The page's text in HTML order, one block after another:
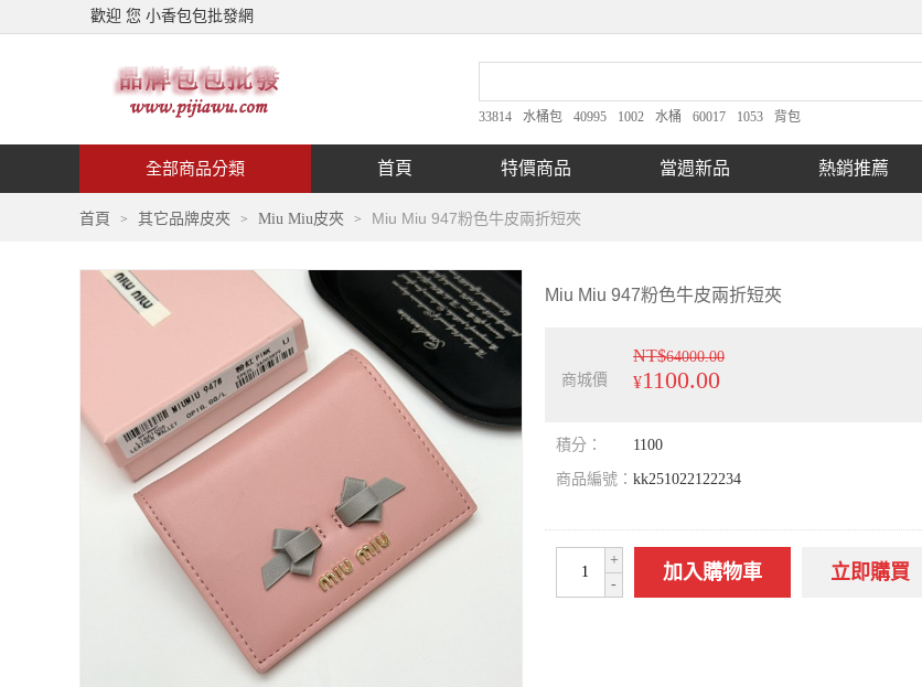
歡迎 您 小香包包批發網
33814 水桶包 40995 1002 水桶 60017 1053 背包
全部商品分類 首頁 特價商品 當週新品 熱銷推薦
首頁 > 其它品牌皮夾 > Miu Miu皮夾 > Miu Miu 947粉色牛皮兩折短夾
Miu Miu 947粉色牛皮兩折短夾
NT$64000.00
商城價
¥1100.00
積分： 1100
商品編號： kk251022122234
-
+
加入購物車 立即購買